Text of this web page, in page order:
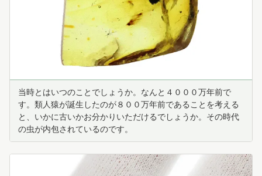
当時とはいつのことでしょうか。なんと４０００万年前で
す。類人猿が誕生したのが８００万年前であることを考える
と、いかに古いかお分かりいただけるでしょうか。その時代
の虫が内包されているのです。